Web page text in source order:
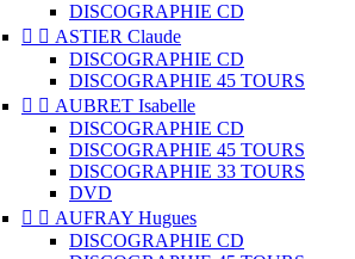
DISCOGRAPHIE CD
  ASTIER Claude
DISCOGRAPHIE CD
DISCOGRAPHIE 45 TOURS
  AUBRET Isabelle
DISCOGRAPHIE CD
DISCOGRAPHIE 45 TOURS
DISCOGRAPHIE 33 TOURS
DVD
  AUFRAY Hugues
DISCOGRAPHIE CD